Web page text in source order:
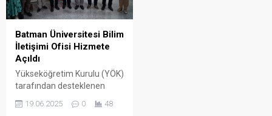
Batman Üniversitesi Bilim
İletişimi Ofisi Hizmete
Açıldı
Yükseköğretim Kurulu (YÖK)
tarafından desteklenen
Bilim İletişimi Ofisi projesi
kapsamında, Batman
19.06.2025 0 48